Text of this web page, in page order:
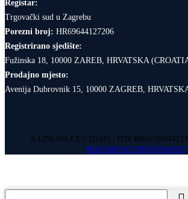
Registar:
Trgovački sud u Zagrebu
Porezni broj: HR69644127206
Registrirano sjedište:
Fužinska 18, 10000 ZAREB, HRVATSKA
Prodajno mjesto:
Avenija Dubrovnik 15, 10000 ZAGREB,
© LINEAFLEX C D.O.O. - PDV BROJ
PREFERENCE PRIVATNOSTI